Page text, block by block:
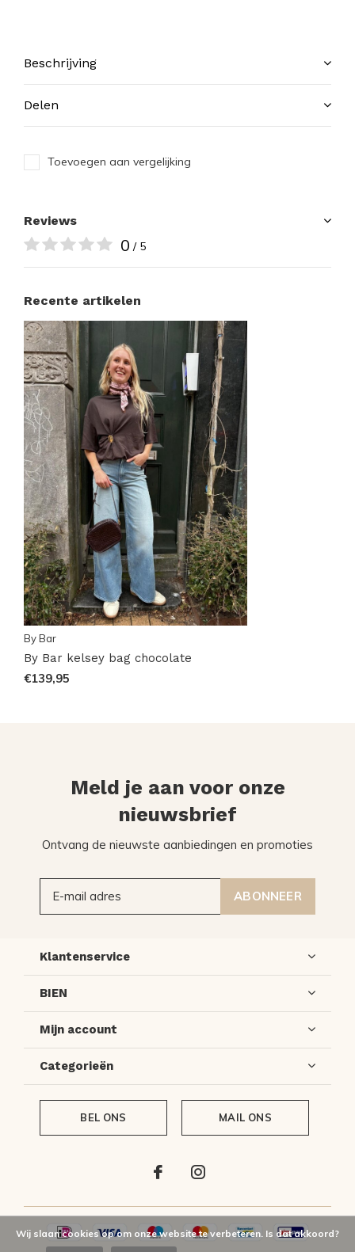
Beschrijving
Delen
Toevoegen aan vergelijking
Reviews
0 / 5
Recente artikelen
By Bar
By Bar kelsey bag chocolate
€139,95
Meld je aan voor onze
nieuwsbrief
Ontvang de nieuwste aanbiedingen en promoties
ABONNEER
Klantenservice
BIEN
Mijn account
Categorieën
BEL ONS MAIL ONS
Wij slaan cookies op om onze website te verbeteren. Is dat akkoord?